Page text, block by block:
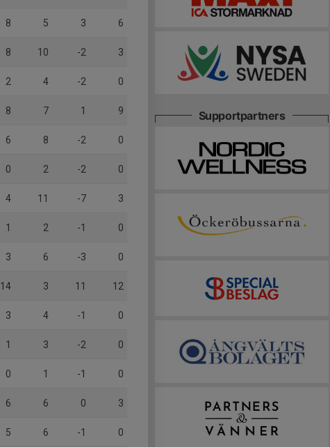
8 5 3 6
8 10 -2 3
2 4 -2 0
8 7 1 9
6 8 -2 0
0 2 -2 0
4 11 -7 3
1 2 -1 0
3 6 -3 0
14 3 11 12
3 4 -1 0
1 3 -2 0
0 1 -1 0
6 6 0 3
5 6 -1 0
Supportpartners